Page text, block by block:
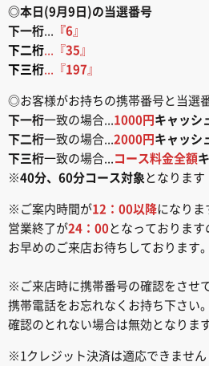
◎本日(9月9日)の当選番号
下一桁... 『6 』
下二桁...『35 』
下三桁...『197 』
◎お客様がお持ちの携帯番号と当選
下一桁一致の場合...1000円 キャッシ
下二桁一致の場合...2000円 キャッシ
下三桁一致の場合... コース料金全額
※40分、60分コース対象 となります
※ご案内時間が12：00以降になりま
営業終了が24：00となっております
お早めのご来店お待ちしております。
※ご来店時に携帯番号の確認をさせ
携帯電話をお忘れなくお持ち下さい。
確認のとれない場合は無効となります
※1クレジット決済は適応できません